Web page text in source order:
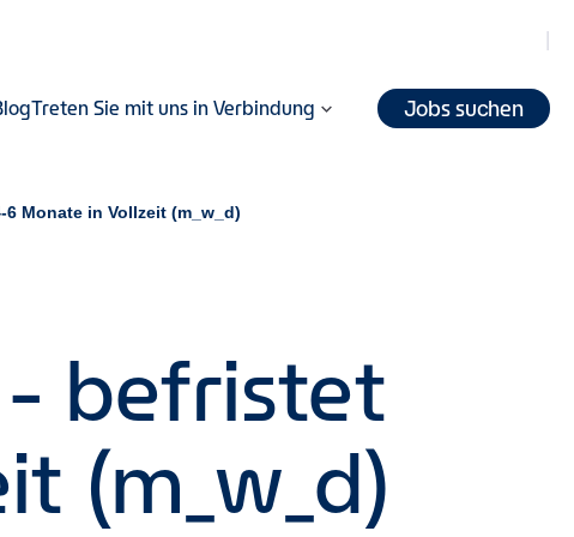
Treten Sie mit uns in Verbindung Jobs suchen
Monate in Vollzeit (m_w_d)
- befristet
(m_w_d)